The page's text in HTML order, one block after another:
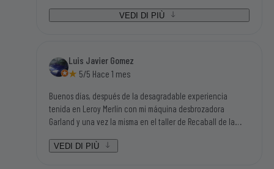
VEDI DI PIÙ
Luis Javier Gomez
5/5 Hace 1 mes
Buenos días, después de la desagradable experiencia
tenida en Leroy Merlín con mi máquina desbrozadora
Garland y una vez la misma en el taller de Recaball de la
atendidos por Lorena y por Daniel que han sido dos
VEDI DI PIÙ